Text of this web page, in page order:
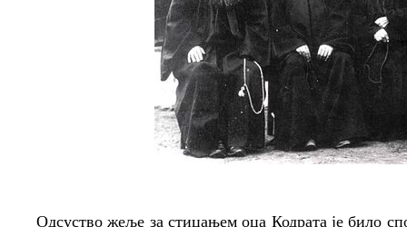
Одсуство жеље за стицањем оца Кодрата је било